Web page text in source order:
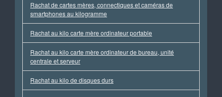
Rachat de cartes mères, connectiques et caméras de
smartphones au kilogramme
Rachat au kilo carte mère ordinateur portable
Rachat au kilo carte mère ordinateur de bureau, unité
centrale et serveur
Rachat au kilo de disques durs